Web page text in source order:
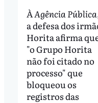
À Agência Pública
a defesa dos
Horita afirma
"o Grupo Horita
não foi citado no
processo" que
bloqueou os
registros das